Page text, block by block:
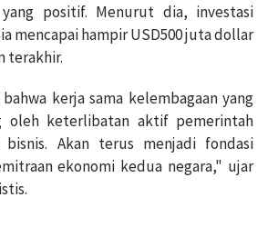
yang positif. Menurut dia, investasi
mencapai hampir USD500 juta dollar
terakhir.
kerja sama kelembagaan yang
oleh keterlibatan aktif pemerintah
Akan terus menjadi fondasi
ekonomi kedua negara," ujar